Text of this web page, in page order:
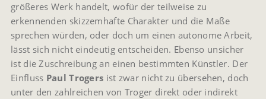
größeres Werk handelt, wofür der teilweise zu
erkennenden skizzemhafte Charakter und die Maße
sprechen würden, oder doch um einen autonome Arbeit,
lässt sich nicht eindeutig entscheiden. Ebenso unsicher
ist die Zuschreibung an einen bestimmten Künstler. Der
Einfluss Paul Trogers ist zwar nicht zu übersehen, doch
unter den zahlreichen von Troger direkt oder indirekt